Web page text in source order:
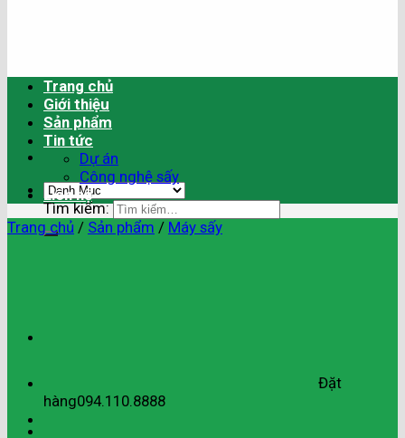
Tìm kiếm:
Đặt
hàng094.110.8888
Trang chủ
Giới thiệu
Sản phẩm
Tin tức
Dự án
Công nghệ sấy
Liên hệ
Trang chủ / Sản phẩm / Máy sấy